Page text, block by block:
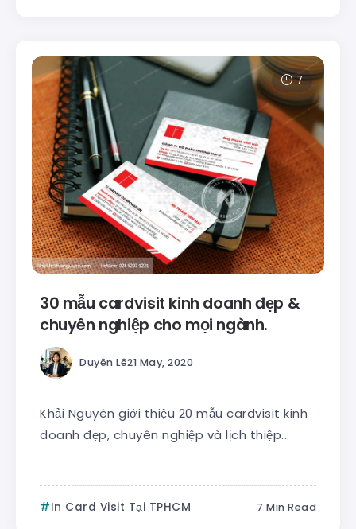
7
30 mẫu cardvisit kinh doanh đẹp &
chuyên nghiệp cho mọi ngành.
Duyên Lê21 May, 2020
Khải Nguyên giới thiệu 20 mẫu cardvisit kinh
doanh đẹp, chuyên nghiệp và lịch thiệp...
In Card Visit Tại TPHCM 7 Min Read